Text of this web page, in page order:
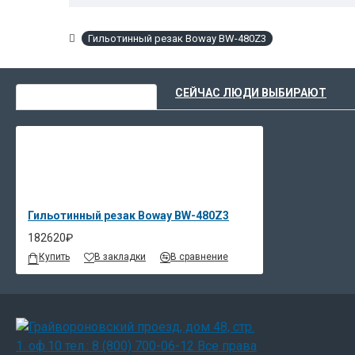
В станке применяется червячный редуктор.
Гильотинный резак Boway BW-480Z3
СЕЙЧАС ЛЮДИ ВЫБИРАЮТ
Гильотинный резак Boway BW-480Z3
182620₽
Купить В закладки В сравнение